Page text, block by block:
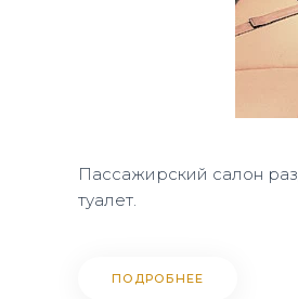
Пассажирский салон
туалет.
ПОДРОБНЕЕ